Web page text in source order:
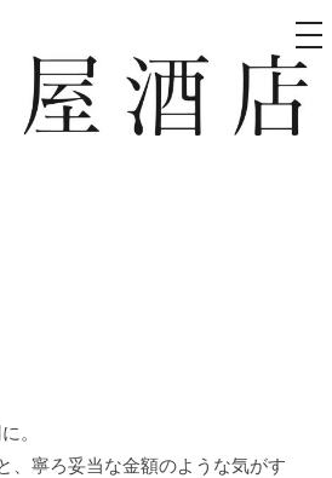
メ
ニ
。
、寧ろ妥当な金額のような気がす